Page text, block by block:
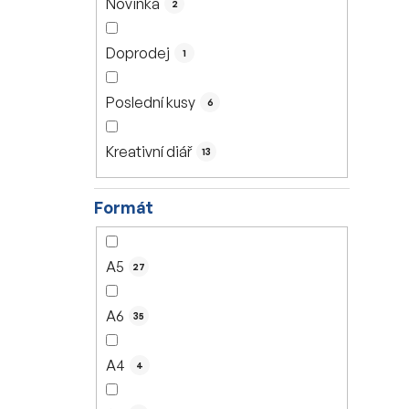
2
Doprodej 1
Poslední kusy 6
Kreativní diář 13
Formát
A5 27
A6 35
A4 4